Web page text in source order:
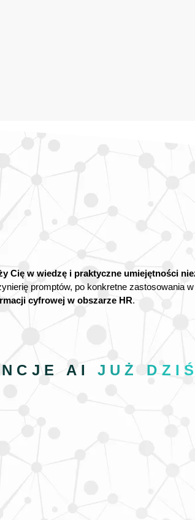
Cię w wiedzę i praktyczne umiejętności
promptów, po konkretne zastosowania
cyfrowej w obszarze HR.
AI JUŻ